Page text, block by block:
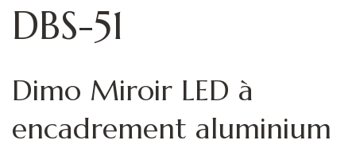
DBS-51
Dimo Miroir LED à
encadrement aluminium